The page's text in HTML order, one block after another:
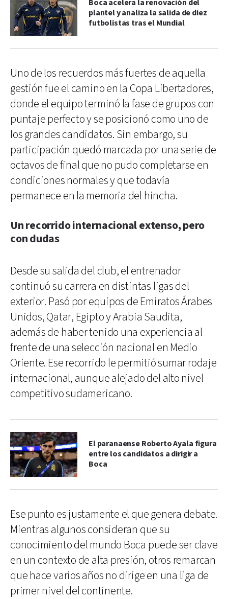
Boca acelera la renovación del
plantel y analiza la salida de diez
futbolistas tras el Mundial
Uno de los recuerdos más fuertes de aquella
gestión fue el camino en la Copa Libertadores,
donde el equipo terminó la fase de grupos con
puntaje perfecto y se posicionó como uno de
los grandes candidatos. Sin embargo, su
participación quedó marcada por una serie de
octavos de final que no pudo completarse en
condiciones normales y que todavía
permanece en la memoria del hincha.
Un recorrido internacional extenso, pero
con dudas
Desde su salida del club, el entrenador
continuó su carrera en distintas ligas del
exterior. Pasó por equipos de Emiratos Árabes
Unidos, Qatar, Egipto y Arabia Saudita,
además de haber tenido una experiencia al
frente de una selección nacional en Medio
Oriente. Ese recorrido le permitió sumar rodaje
internacional, aunque alejado del alto nivel
competitivo sudamericano.
El paranaense Roberto Ayala figura
entre los candidatos a dirigir a
Boca
Ese punto es justamente el que genera debate.
Mientras algunos consideran que su
conocimiento del mundo Boca puede ser clave
en un contexto de alta presión, otros remarcan
que hace varios años no dirige en una liga de
primer nivel del continente.